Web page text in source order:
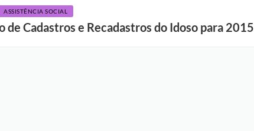
ASSISTÊNCIA SOCIAL
de Cadastros e Recadastros do Idoso para 2015